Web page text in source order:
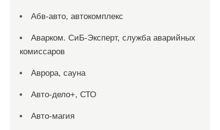
Абв-авто, автокомплекс
Аварком. СиБ-Эксперт, служба аварийных
комиссаров
Аврора, сауна
Авто-дело+, СТО
Авто-магия